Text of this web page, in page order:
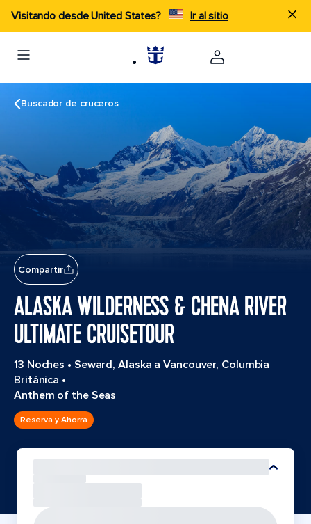
Visitando desde United States? Ir al sitio
Buscador de cruceros
Compartir
ALASKA WILDERNESS & CHENA RIVER
ULTIMATE CRUISETOUR
13 Noches • Seward, Alaska a Vancouver, Columbia
Británica •
Anthem of the Seas
Reserva y Ahorra